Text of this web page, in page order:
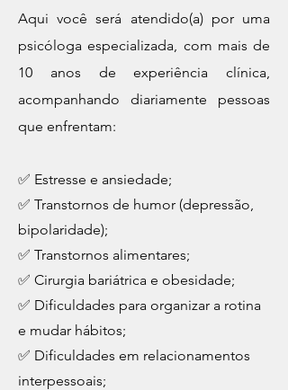
Aqui você será atendido(a) por uma
psicóloga especializada, com mais de
10 anos de experiência clínica,
acompanhando diariamente pessoas
que enfrentam:
✅ Estresse e ansiedade;
✅ Transtornos de humor (depressão,
bipolaridade);
✅ Transtornos alimentares;
✅ Cirurgia bariátrica e obesidade;
✅ Dificuldades para organizar a rotina
e mudar hábitos;
✅ Dificuldades em relacionamentos
interpessoais;